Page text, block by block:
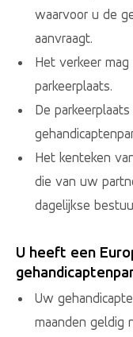
waarvoor u de
aanvraagt.
Het verkeer
parkeerplaats.
De
Het kenteken
die van uw
dagelijkse
U heeft een
Uw
maanden geldig